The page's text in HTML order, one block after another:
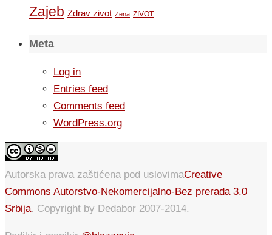
Zajeb Zdrav zivot Zena ZIVOT
Meta
Log in
Entries feed
Comments feed
WordPress.org
Autorska prava zaštićena pod uslovimaCreative
Commons Autorstvo-Nekomercijalno-Bez prerada 3.0
Srbija. Copyright by Dedabor 2007-2014.